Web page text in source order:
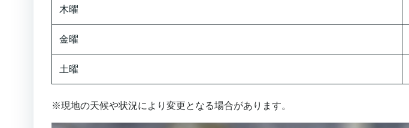
木曜
金曜
土曜
※現地の天候や状況により変更となる場合があります。